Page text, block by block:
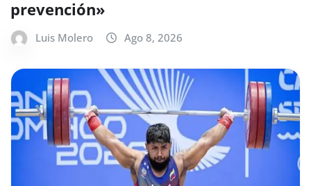
prevención»
Luis Molero Ago 8, 2026